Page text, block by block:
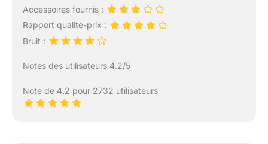
Accessoires fournis :
Rapport qualité-prix :
Bruit :
Notes des utilisateurs 4.2/5
Note de 4.2 pour 2732 utilisateurs